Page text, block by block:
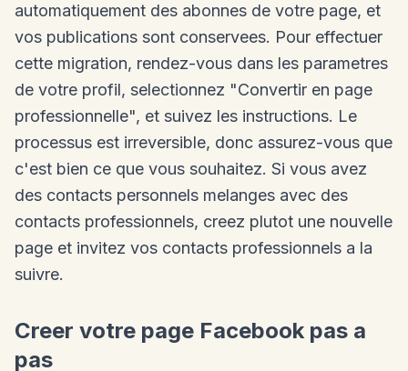
automatiquement des abonnes de votre page, et
vos publications sont conservees. Pour effectuer
cette migration, rendez-vous dans les parametres
de votre profil, selectionnez "Convertir en page
professionnelle", et suivez les instructions. Le
processus est irreversible, donc assurez-vous que
c'est bien ce que vous souhaitez. Si vous avez
des contacts personnels melanges avec des
contacts professionnels, creez plutot une nouvelle
page et invitez vos contacts professionnels a la
suivre.
Creer votre page Facebook pas a
pas